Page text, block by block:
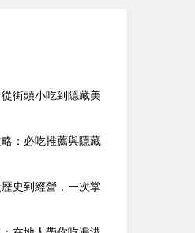
街頭小吃到隱藏美
：必吃推薦與隱藏
史到經營，一次掌